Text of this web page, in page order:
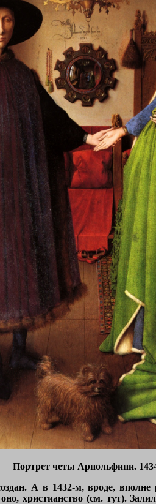
Портрет четы Арнольфини.
А в 1432-м, вроде,
христианство (см. тут).